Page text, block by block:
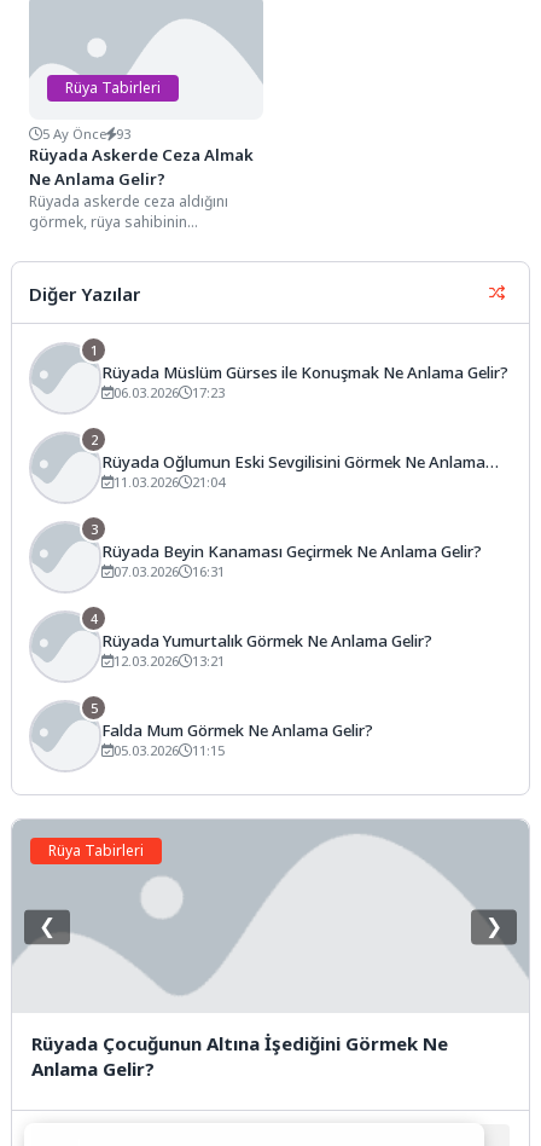
Rüya Tabirleri
5 Ay Önce 93
Rüyada Askerde Ceza Almak
Ne Anlama Gelir?
Rüyada askerde ceza aldığını
görmek, rüya sahibinin
sorumluluklarla olan çatışmasını
veya...
Diğer Yazılar
1
Rüyada Müslüm Gürses ile Konuşmak Ne Anlama Gelir?
06.03.2026 17:23
2
Rüyada Oğlumun Eski Sevgilisini Görmek Ne Anlama
Gelir?
11.03.2026 21:04
3
Rüyada Beyin Kanaması Geçirmek Ne Anlama Gelir?
07.03.2026 16:31
4
Rüyada Yumurtalık Görmek Ne Anlama Gelir?
12.03.2026 13:21
5
Falda Mum Görmek Ne Anlama Gelir?
05.03.2026 11:15
Rüya Tabirleri
Rüyada Çocuğunun Altına İşediğini Görmek Ne
Anlama Gelir?
❮ ❯